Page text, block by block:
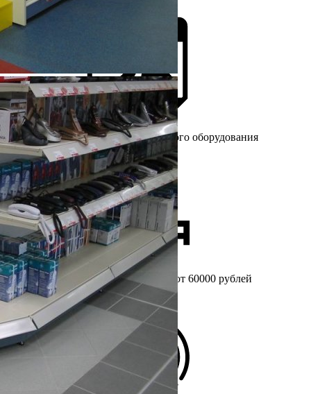
Более 25 летна рынке торгового оборудования
Бесплатныйзамер при заказе от 60000 рублей